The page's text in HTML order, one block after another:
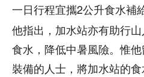
一日行程宜攜2公升食水補
他指出，加水站亦有助行
食水，降低中暑風險。惟
裝備的人士，將加水站的